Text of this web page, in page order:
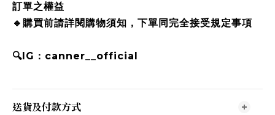
訂單之權益
🔹購買前請詳閱購物須知，下單同完全接受規定事項
🔍IG：canner__official
送貨及付款方式